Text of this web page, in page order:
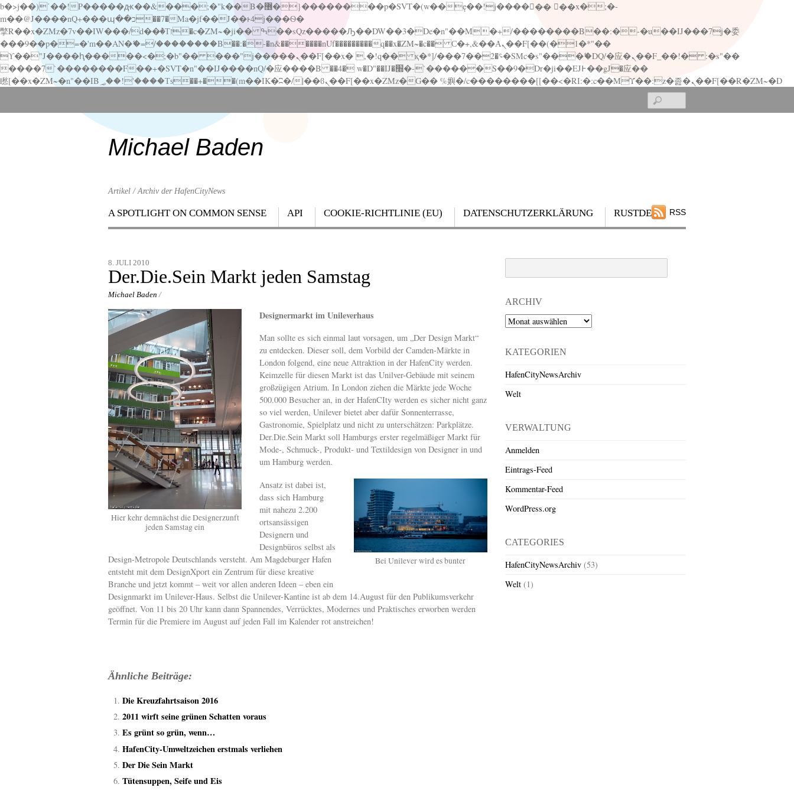
b�>j��)΄��!P�����ԫ��&���;�"k��B�޶�}��������p�SVT�(w��ę��!j������ ��x�;�-
m��@J����nQ+���պ��כ��7�Ma�jf��J��ͱ4j���Ѳ�
撆R��x�ZMz�7v��IW���/d��ٞ�Тז�c�ZM~�ji�� ߒ��sQz�����Ԡ��DW��3�De�n"��M�+/��������B��:�-�u��IJ���7j�委
���9��p�=�'m��AN�ޭ�=/��������B��:�-�n&������nUf���������q��x�ZM~�c�� Ϲ�+,&��Ὰܢ��F[��(�1�*"��
ϒ��"J����ԧ�����<�;�b"�� ���"j�����ܢ��F[��x� ,�!q�� қ�*]/���؝�2��7�SMc�s"���ޭ�DQ/�应�ܢ��F_��!� :�s"��
����7`��������F��+�SVT�n"��IJ����nQ/�应����B ��4� w�D"��IJ�׭�-`������S��9�Dr�ji��EJ߅��gJ�应��
矁[��x�ZM~�n"��IB؃��!'����Тѕ��+��(m��IK�ʭ�/|��ϐܢ��F[��x�ZMz�G�� %嬩�/c��������[[��<�RI:�:c��MΎ��:z�졾�ܢ��F[��R�ZM~�D
down
Michael Baden
Artikel / Archiv der HafenCityNews
RSS
Menu
A SPOTLIGHT ON COMMON SENSE API COOKIE-RICHTLINIE (EU) DATENSCHUTZERKLÄRUNG RUSTDESK
Scroll
content
8. JULI 2010
Der.Die.Sein Markt jeden Samstag
Michael Baden /
Hier kehr demnächst die Designerzunft
jeden Samstag ein
Designermarkt im Unileverhaus
Man sollte es sich einmal laut vorsagen, um „Der Design Markt“
zu entdecken. Dieser soll, dem Vorbild der Camden-Märkte in
London folgend, eine neue Attraktion in der HafenCity werden.
Keimzelle für diesen Markt ist das Unilver-Gebäude mit seinem
großzügigen Atrium. In London ziehen die Märkte jede Woche
500.000 Besucher an, in der HafenCIty werden es sicher nicht ganz
so viel werden, Unilever bietet aber dafür Sonnenterrasse,
Gastronomie, Spielplatz und nicht zu unterschätzen: Parkplätze.
Der.Die.Sein Markt soll Hamburgs erster regelmäßiger Markt für
Mode-, Schmuck-, Produkt- und Textildesign von Designer in und
um Hamburg werden.
Bei Unilever wird es bunter
Ansatz ist dabei ist,
dass sich Hamburg
mit nahezu 2.200
ortsansässigen
Designern und
Designbüros selbst als
Design-Metropole Deutschlands versteht. Am Magdeburger Hafen
entsteht mit dem DesignXport ein Zentrum für diese kreative
Branche und jetzt kommt – weit vor allen anderen Ideen – eben ein
Designmarkt im Unilever-Haus. Selbst die Unilever-Kantine ist ab dem 14.August für den Publikumsverkehr
geöffnet. Von 11 bis 20 Uhr kann dann Spannendes, Verrücktes, Modernes und Praktisches erworben werden
Termin für die Premiere im August auf jeden Fall im Kalender rot anstreichen!
Ähnliche Beiträge:
Die Kreuzfahrtsaison 2016
2011 wirft seine grünen Schatten voraus
Es grünt so grün, wenn…
HafenCity-Umweltzeichen erstmals verliehen
Der Die Sein Markt
Tütensuppen, Seife und Eis
ARCHIV
Archiv
KATEGORIEN
HafenCityNewsArchiv
Welt
VERWALTUNG
Anmelden
Eintrags-Feed
Kommentar-Feed
WordPress.org
CATEGORIES
HafenCityNewsArchiv (53)
Welt (1)